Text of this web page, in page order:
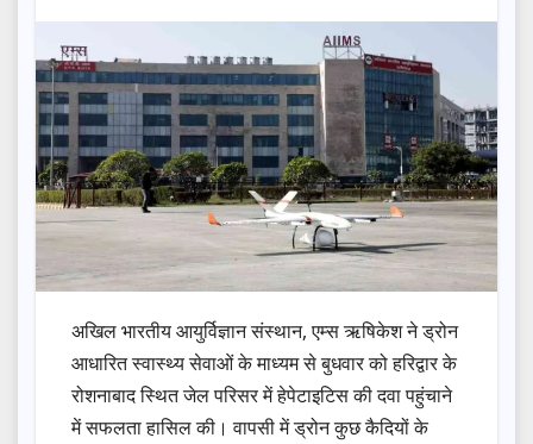
अखिल भारतीय आयुर्विज्ञान संस्थान, एम्स ऋषिकेश ने ड्रोन
आधारित स्वास्थ्य सेवाओं के माध्यम से बुधवार को हरिद्वार के
रोशनाबाद स्थित जेल परिसर में हेपेटाइटिस की दवा पहुंचाने
में सफलता हासिल की। वापसी में ड्रोन कुछ कैदियों के